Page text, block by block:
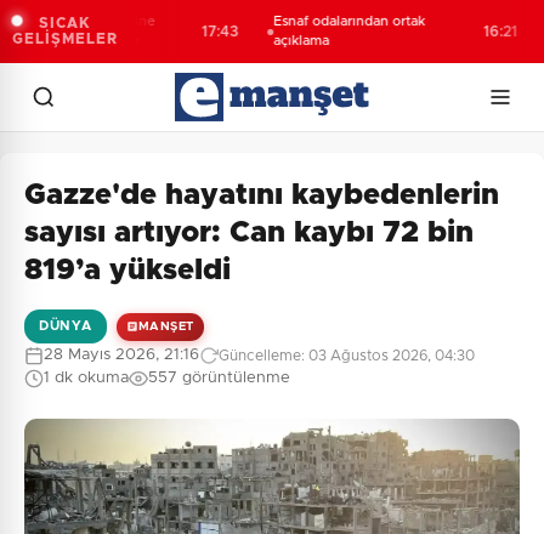
SICAK
GELİŞMELER
kombine
tarihi rekor
17:43
Esnaf odalarından ortak
açıklama
16:21
Gazze'de hayatını kaybedenlerin
sayısı artıyor: Can kaybı 72 bin
819’a yükseldi
DÜNYA MANŞET
28 Mayıs 2026, 21:16 Güncelleme: 03 Ağustos 2026, 04:30
1 dk okuma 557 görüntülenme